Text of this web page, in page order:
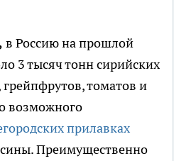
в Россию на прошлой
3 тысяч тонн сирийских
томатов и
возможного
прилавках
Преимущественно